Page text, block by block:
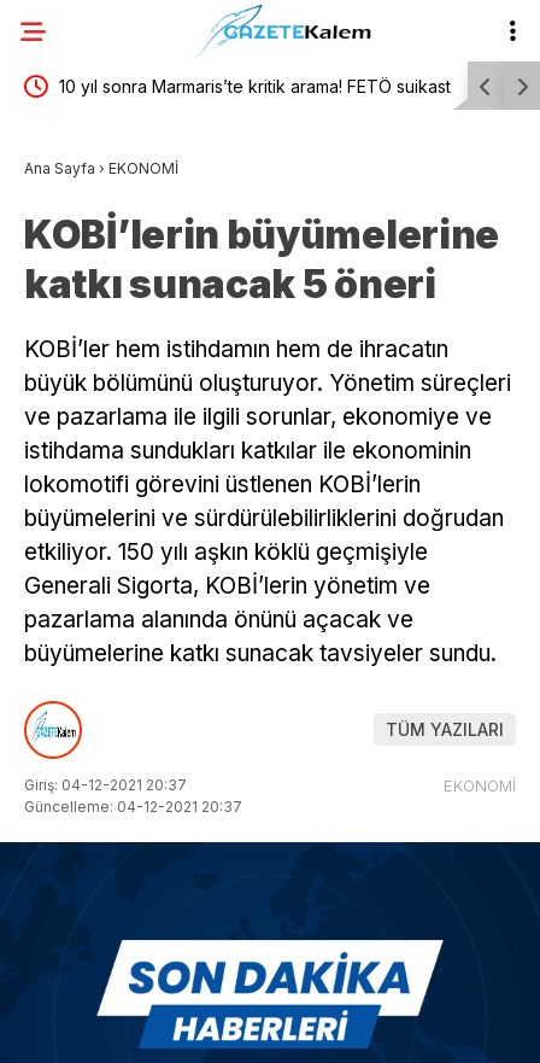
10 yıl sonra Marmaris’te kritik arama! FETÖ suikast Genel
kurtaran
Ana Sayfa › EKONOMİ
KOBİ’lerin büyümelerine
katkı sunacak 5 öneri
KOBİ’ler hem istihdamın hem de ihracatın
büyük bölümünü oluşturuyor. Yönetim süreçleri
ve pazarlama ile ilgili sorunlar, ekonomiye ve
istihdama sundukları katkılar ile ekonominin
lokomotifi görevini üstlenen KOBİ’lerin
büyümelerini ve sürdürülebilirliklerini doğrudan
etkiliyor. 150 yılı aşkın köklü geçmişiyle
Generali Sigorta, KOBİ’lerin yönetim ve
pazarlama alanında önünü açacak ve
büyümelerine katkı sunacak tavsiyeler sundu.
TÜM YAZILARI
Giriş: 04-12-2021 20:37
Güncelleme: 04-12-2021 20:37
EKONOMİ